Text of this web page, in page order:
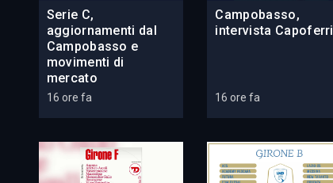
Serie C,
aggiornamenti dal
Campobasso e
movimenti di
mercato
16 ore fa
Campobasso,
intervista Capoferri
16 ore fa